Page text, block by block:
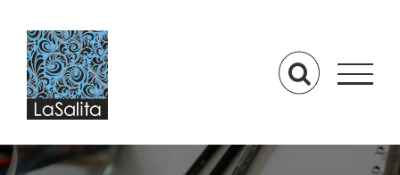
contenido